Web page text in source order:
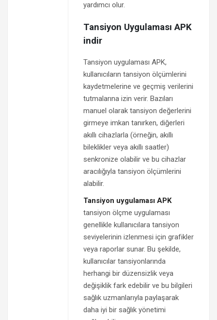
yardımcı olur.
Tansiyon Uygulaması APK
indir
Tansiyon uygulaması APK,
kullanıcıların tansiyon ölçümlerini
kaydetmelerine ve geçmiş verilerini
tutmalarına izin verir. Bazıları
manuel olarak tansiyon değerlerini
girmeye imkan tanırken, diğerleri
akıllı cihazlarla (örneğin, akıllı
bileklikler veya akıllı saatler)
senkronize olabilir ve bu cihazlar
aracılığıyla tansiyon ölçümlerini
alabilir.
Tansiyon uygulaması APK
tansiyon ölçme uygulaması
genellikle kullanıcılara tansiyon
seviyelerinin izlenmesi için grafikler
veya raporlar sunar. Bu şekilde,
kullanıcılar tansiyonlarında
herhangi bir düzensizlik veya
değişiklik fark edebilir ve bu bilgileri
sağlık uzmanlarıyla paylaşarak
daha iyi bir sağlık yönetimi